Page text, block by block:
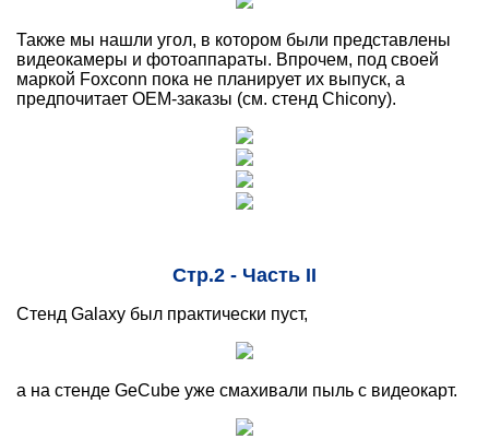
Также мы нашли угол, в котором были представлены
видеокамеры и фотоаппараты. Впрочем, под своей
маркой Foxconn пока не планирует их выпуск, а
предпочитает OEM-заказы (см. стенд Chicony).
Стр.2 - Часть II
Стенд Galaxy был практически пуст,
а на стенде GeCube уже смахивали пыль с видеокарт.